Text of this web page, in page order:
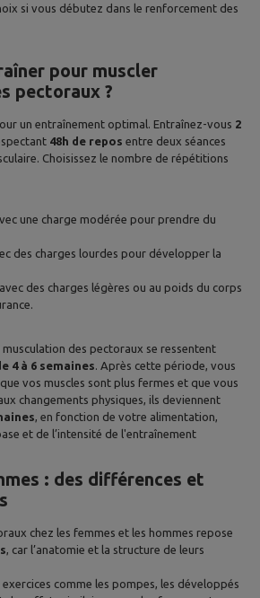
si vous débutez dans le renforcement des
pour muscler
pectoraux ?
un entraînement optimal. Entraînez-vous 2
48h de repos entre deux séances
Choisissez le nombre de répétitions
une charge modérée pour prendre du
des charges lourdes pour développer la
avec des charges légères ou au poids du corps
des pectoraux se ressentent
4 à 6 semaines . Après cette période, vous
vos muscles sont plus fermes et que vous
changements physiques, ils deviennent
, en fonction de votre alimentation,
et de l’intensité de l'entraînement
: des différences et
chez les femmes et les hommes repose
, car l’anatomie et la structure de leurs
comme les pompes, les développés